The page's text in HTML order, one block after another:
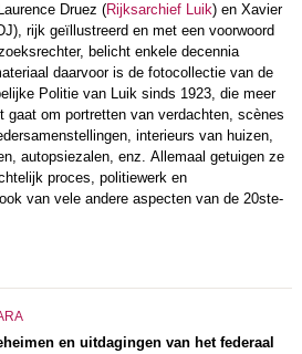
Druez (Rijksarchief Luik) en Xavier
rijk geïllustreerd en met een voorwoord
belicht enkele decennia
daarvoor is de fotocollectie van de
Politie van Luik sinds 1923, die meer
gaat om portretten van verdachten, scènes
interieurs van huizen,
autopsiezalen, enz. Allemaal getuigen ze
proces, politiewerk en
van vele andere aspecten van de 20ste-
en uitdagingen van het federaal